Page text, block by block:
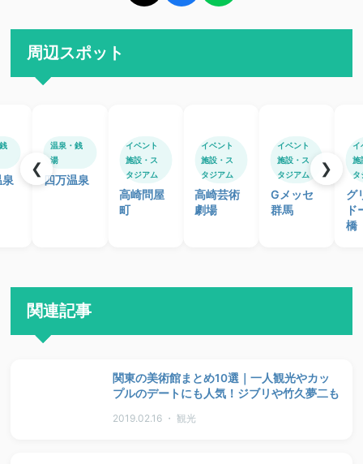
周辺スポット
温泉・銭
湯
四万温泉
イベント
施設・ス
タジアム
高崎問屋
町
イベント
施設・ス
タジアム
高崎芸術
劇場
イベント
施設・ス
タジアム
Gメッセ
群馬
イ
施
タ
グ
ド
橋
❮ ❯
関連記事
関東の美術館まとめ10選｜一人観光やカッ
プルのデートにも人気！ジブリや竹久夢二も
2019.02.16 ・ 観光